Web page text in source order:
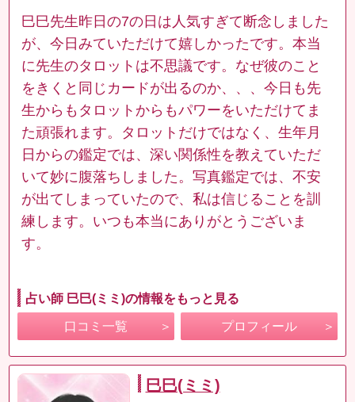
巳巳先生昨日の7の日は人気すぎて断念しました
が、今日みていただけて嬉しかったです。本当
に先生のタロットは不思議です。なぜ彼のこと
をきくと同じカードが出るのか、、、今日も先
生からもタロットからもパワーをいただけてま
た頑張れます。タロットだけではなく、生年月
日からの鑑定では、深い関係性を教えていただ
いて妙に腹落ちしました。写真鑑定では、不安
が出てしまっていたので、私は信じることを訓
練します。いつも本当にありがとうございま
す。
占い師 巳巳(ミミ)の情報をもっと見る
口コミ一覧 プロフィール
巳巳(ミミ)